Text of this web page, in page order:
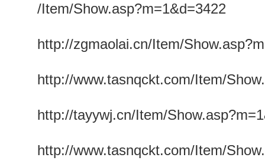
/Item/Show.asp?m=1&d=3422
http://zgmaolai.cn/Item/
http://www.tasnqckt.com/Item/
http://tayywj.cn/Item/
http://www.tasnqckt.com/Item/